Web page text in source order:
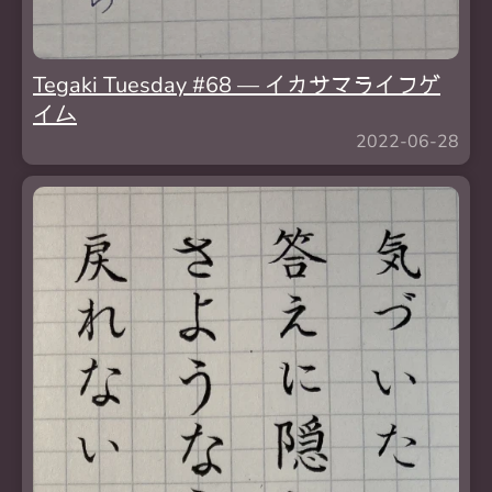
Tegaki Tuesday #68 — イカサマライフゲ
イム
2022-06-28